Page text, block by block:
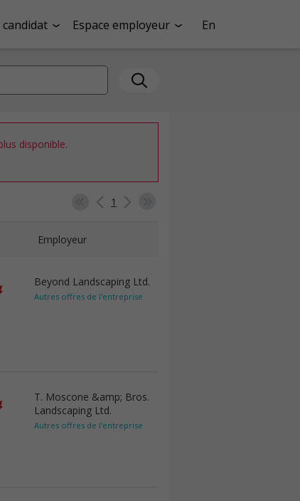
candidat Espace employeur En
disponible.
1
Employeur
Beyond Landscaping Ltd.
Autres offres de l'entreprise
T. Moscone &amp; Bros.
Landscaping Ltd.
Autres offres de l'entreprise